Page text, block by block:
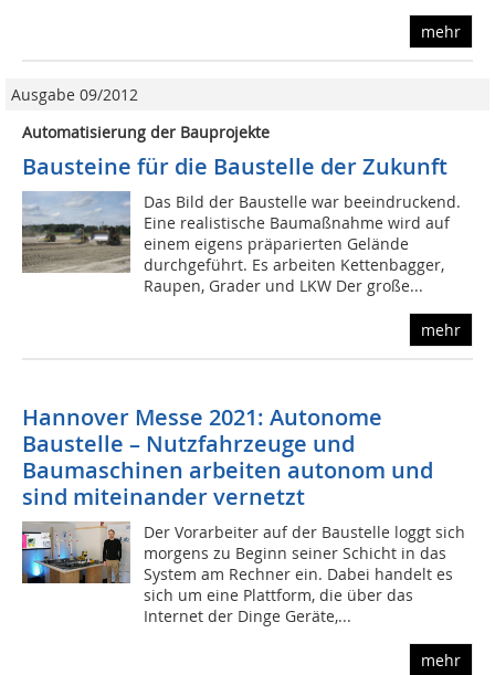
mehr
Ausgabe 09/2012
Automatisierung der Bauprojekte
Bausteine für die Baustelle der Zukunft
Das Bild der Baustelle war beeindruckend.
Eine realistische Baumaßnahme wird auf
einem eigens präparierten Gelände
durchgeführt. Es arbeiten Kettenbagger,
Raupen, Grader und LKW Der große...
mehr
Hannover Messe 2021: Autonome
Baustelle – Nutzfahrzeuge und
Baumaschinen arbeiten autonom und
sind miteinander vernetzt
Der Vorarbeiter auf der Baustelle loggt sich
morgens zu Beginn seiner Schicht in das
System am Rechner ein. Dabei handelt es
sich um eine Plattform, die über das
Internet der Dinge Geräte,...
mehr